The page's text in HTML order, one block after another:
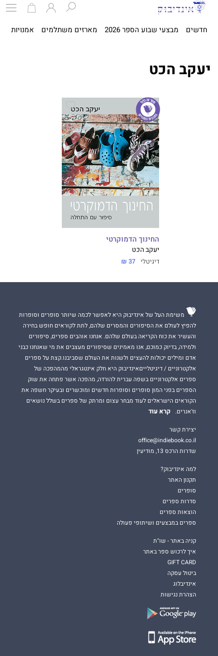
חדשים מבצעי שבוע הספר 2026 מארזים משתלמים אמנויות
יעקב הכט
החינוך הדמוקרטי
יעקב הכט
דיגיטלי 37 ₪
משימת העל של אינדיבוק היא לאפשר לכמה שיותר סופרים וסופרות
להפיץ לעולם את הסיפורים והמסרים שלהם, לתת לקוראים חופש בחירה
והעשיר את כוח הקריאה בעולם שלהם. אנחנו אוהבים ספרים, סיפורים
ולמידה, בדיוק כמוכם, אנו מאמינים שסיפורים מעצבים את מי שאנחנו כבני
אדם ומילים יכולות להעצים ולשנות את העולם שסביבנו.קצת על ספרים
אלקטרוניים / דיגיטלייםאינדיבוק היא חלק אינטגראלי מהמהפכה של
ספרים אלקטרוניים בשפה עברית להורדה, מהפכה אשר פתחה את שוק
הספרים בפני המון סופרים וסופרות חדשים ומוכשרים ובעיקר חשפה את
הקוראים הישראלים לעוד מבחר עצום ומרתק של ספרים בשלל נושאים
וז'אנרים.
קרא עוד
יצירת קשר
office@indiebook.co.il
שדרות הרכס 13, מודיעין
למה אינדיבוק?
תקנון האתר
סופרים
סדרות ספרים
הוצאות ספרים
ספרים במבצעים ושיתופי פעולה
קניה באתר - שו"ת
איך לרכוש ספר באתר
GIFT CARD
ביטול עסקה
אינדיבלוג
הצהרת נגישות